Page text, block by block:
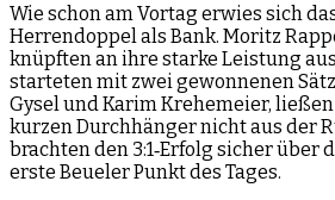
Wie schon am Vortag erwies sich
Herrendoppel als Bank. Moritz
knüpften an ihre starke Leistung
starteten mit zwei gewonnenen
Gysel und Karim Krehemeier,
kurzen Durchhänger nicht aus der
brachten den 3:1‑Erfolg sicher über
erste Beueler Punkt des Tages.